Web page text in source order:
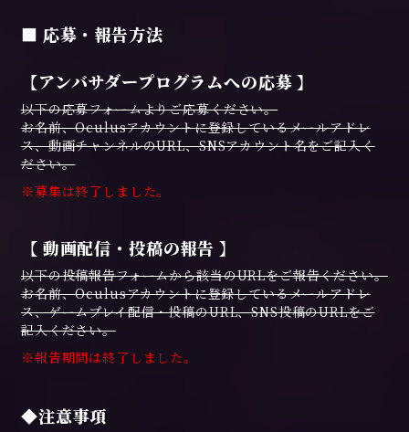
■ 応募・報告方法
【アンバサダープログラムへの応募 】
以下の応募フォームよりご応募ください。
お名前、Oculusアカウントに登録しているメールアドレ
ス、動画チャンネルのURL、SNSアカウント名をご記入く
ださい。
※募集は終了しました。
【 動画配信・投稿の報告 】
以下の投稿報告フォームから該当のURLをご報告ください。
お名前、Oculusアカウントに登録しているメールアドレ
ス、ゲームプレイ配信・投稿のURL、SNS投稿のURLをご
記入ください。
※報告期間は終了しました。
◆注意事項